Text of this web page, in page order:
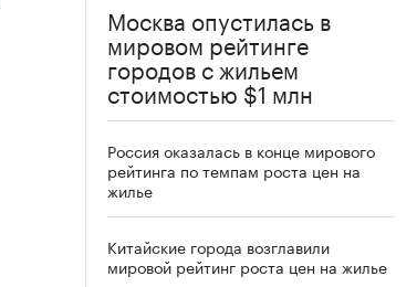
Москва опустилась в
мировом рейтинге
городов с жильем
стоимостью $1 млн
Россия оказалась в конце мирового
рейтинга по темпам роста цен на
жилье
Китайские города возглавили
мировой рейтинг роста цен на жилье